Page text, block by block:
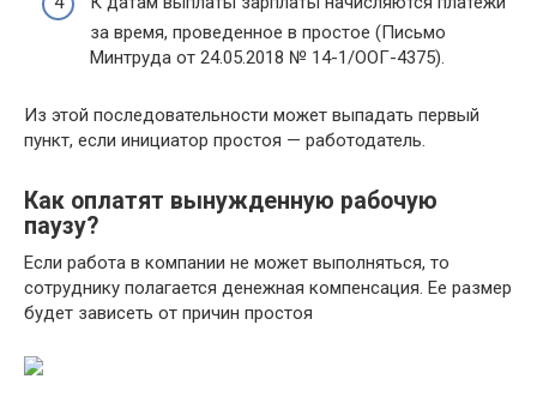
за время, проведенное в простое (Письмо
Минтруда от 24.05.2018 № 14-1/ООГ-4375).
Из этой последовательности может выпадать первый
пункт, если инициатор простоя — работодатель.
Как оплатят вынужденную рабочую
паузу?
Если работа в компании не может выполняться, то
сотруднику полагается денежная компенсация. Ее размер
будет зависеть от причин простоя